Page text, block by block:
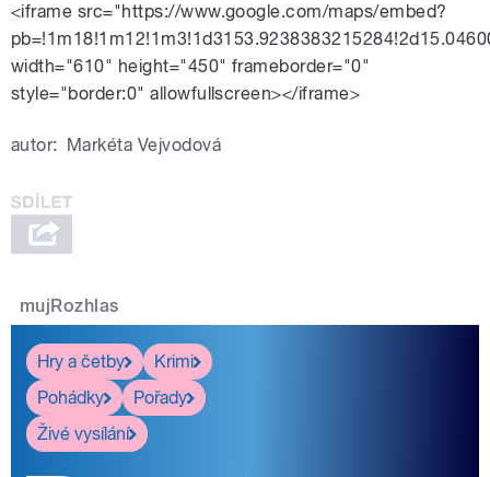
<iframe src="https://www.google.com/maps/embed?
width="610" height="450" frameborder="0"
style="border:0" allowfullscreen></iframe>
autor: Markéta Vejvodová
mujRozhlas
Hry a četby
Krimi
Pohádky
Pořady
Živé vysílání